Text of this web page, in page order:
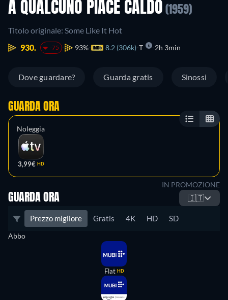
A QUALCUNO PIACE CALDO (1959)
Titolo originale: Some Like It Hot
930.
-75 93% 8.2 (306k) T 2h 3min
Dove guardare? Guarda gratis Sinossi
GUARDA ORA
Noleggia
3,99€ HD
IN PROMOZIONE
GUARDA ORA 🇮🇹
Prezzo migliore Gratis 4K HD SD
Abbo
Flat HD